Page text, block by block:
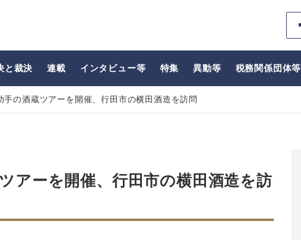
と裁決 連載 インタビュー等 特集 異動等 税務関係団体等
手の酒蔵ツアーを開催、行田市の横田酒造を訪問
アーを開催、行田市の横田酒造を訪